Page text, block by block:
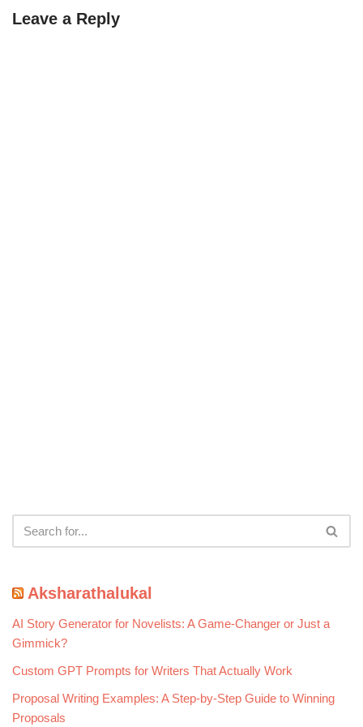
Leave a Reply
Aksharathalukal
AI Story Generator for Novelists: A Game-Changer or Just a
Gimmick?
Custom GPT Prompts for Writers That Actually Work
Proposal Writing Examples: A Step-by-Step Guide to Winning
Proposals